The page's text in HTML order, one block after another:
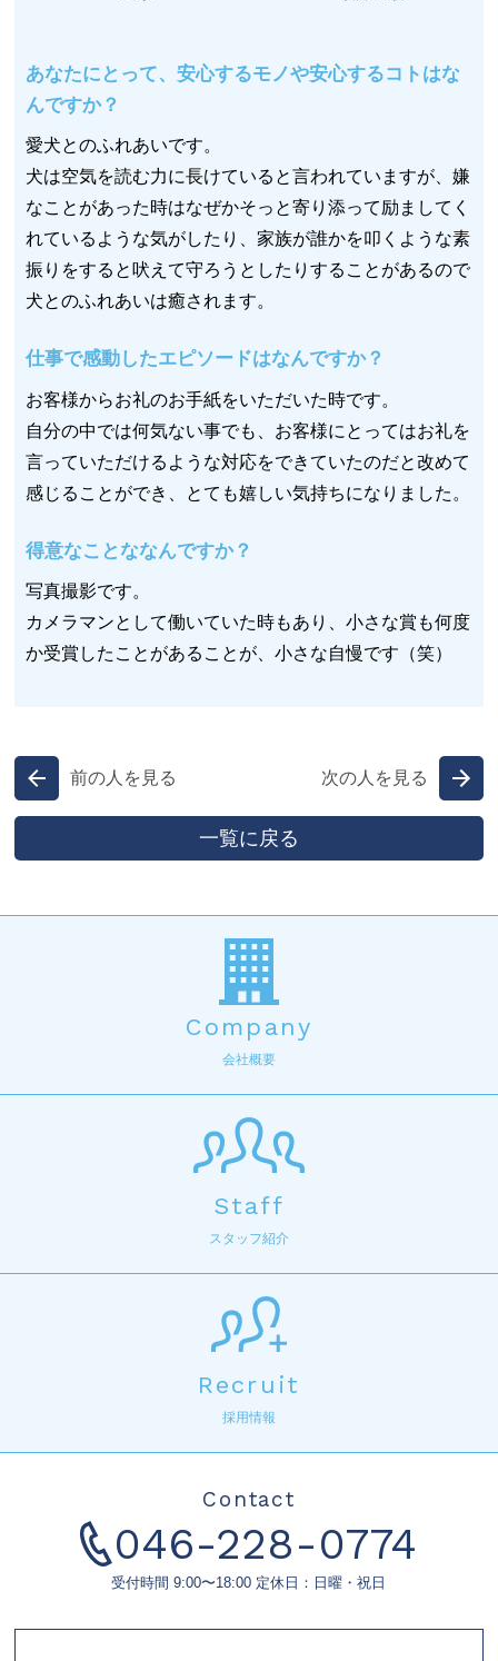
あなたにとって、安心するモノや安心するコトはな
んですか？
愛犬とのふれあいです。
犬は空気を読む力に長けていると言われていますが、嫌
なことがあった時はなぜかそっと寄り添って励ましてく
れているような気がしたり、家族が誰かを叩くような素
振りをすると吠えて守ろうとしたりすることがあるので
犬とのふれあいは癒されます。
仕事で感動したエピソードはなんですか？
お客様からお礼のお手紙をいただいた時です。
自分の中では何気ない事でも、お客様にとってはお礼を
言っていただけるような対応をできていたのだと改めて
感じることができ、とても嬉しい気持ちになりました。
得意なことななんですか？
写真撮影です。
カメラマンとして働いていた時もあり、小さな賞も何度
か受賞したことがあることが、小さな自慢です（笑）
前の人を見る 次の人を見る
一覧に戻る
Company
会社概要
Staff
スタッフ紹介
Recruit
採用情報
Contact
046-228-0774
受付時間 9:00〜18:00 定休日：日曜・祝日